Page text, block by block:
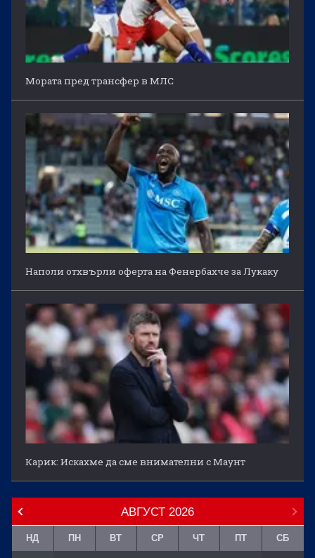
Мората пред трансфер в МЛС
Наполи отхвърли оферта на Фенербахче за Лукаку
Карик: Искахме да сме внимателни с Маунт
АВГУСТ 2026
НД ПН ВТ СР ЧТ ПТ СБ